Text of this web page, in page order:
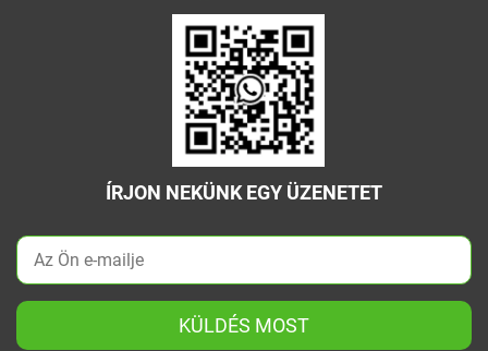
ÍRJON NEKÜNK EGY ÜZENETET
KÜLDÉS MOST